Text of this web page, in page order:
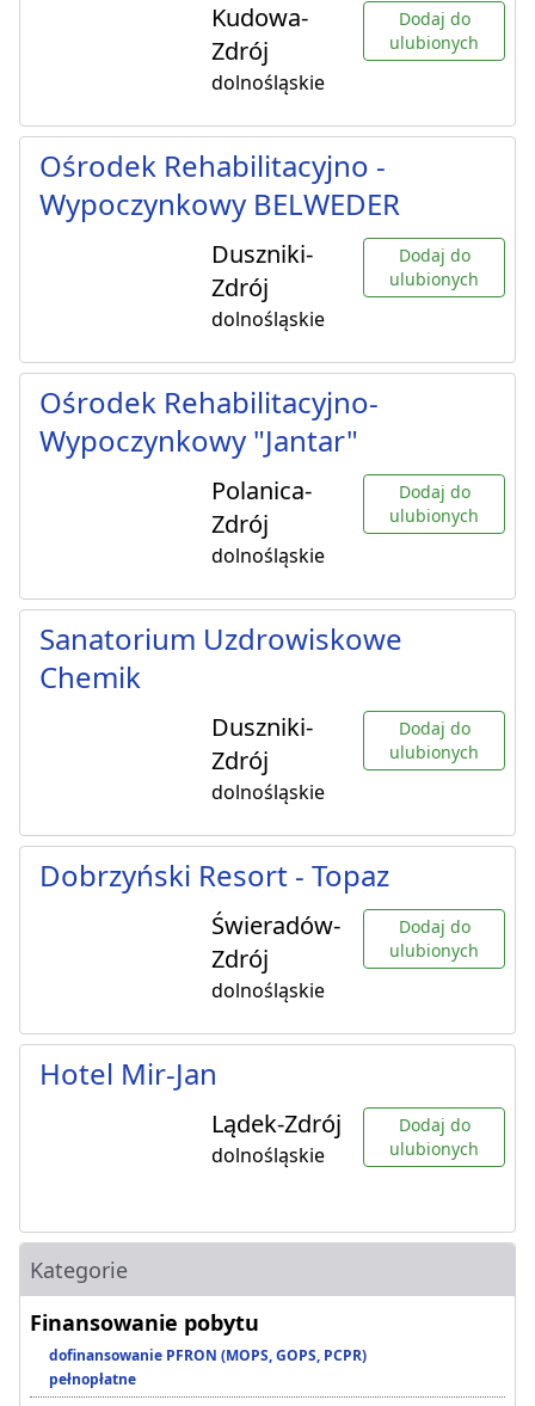
Kudowa-
Zdrój
dolnośląskie
Dodaj do
ulubionych
Ośrodek Rehabilitacyjno -
Wypoczynkowy BELWEDER
Duszniki-
Zdrój
dolnośląskie
Dodaj do
ulubionych
Ośrodek Rehabilitacyjno-
Wypoczynkowy "Jantar"
Polanica-
Zdrój
dolnośląskie
Dodaj do
ulubionych
Sanatorium Uzdrowiskowe
Chemik
Duszniki-
Zdrój
dolnośląskie
Dodaj do
ulubionych
Dobrzyński Resort - Topaz
Świeradów-
Zdrój
dolnośląskie
Dodaj do
ulubionych
Hotel Mir-Jan
Lądek-Zdrój
dolnośląskie
Dodaj do
ulubionych
Kategorie
Finansowanie pobytu
dofinansowanie PFRON (MOPS, GOPS, PCPR)
pełnopłatne